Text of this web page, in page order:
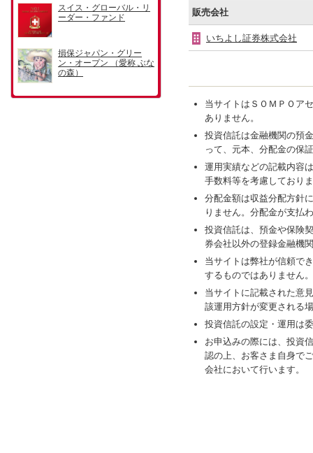
販売会社
いちよし証券株式会社
当サイトはＳＯＭＰＯア
ありません。
投資信託は金融機関の預
って、元本、分配金の保
運用実績などの記載内容
手数料等を考慮しており
分配金額は収益分配方針
りません。分配金が支払
投資信託は、預金や保険
券会社以外の登録金融機
当サイトは弊社が信頼で
するものではありません
当サイトに記載された意
該運用方針が変更される
投資信託の設定・運用は
お申込みの際には、投資
認の上、お客さま自身で
会社において行います。